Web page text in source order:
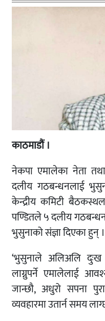
काठमाडौं ।
नेकपा एमालेका नेता
दलीय गठबन्धनलाई
केन्द्रीय कमिटी
पण्डितले ५ दलीय
भुसुनाको संज्ञा दिएका हुन् ।
‘भुसुनाले अलिअलि दुःख
लाग्नुपर्ने एमालेलाई
जान्छौ, अधुरो सपना
व्यवहारमा उतार्न समय